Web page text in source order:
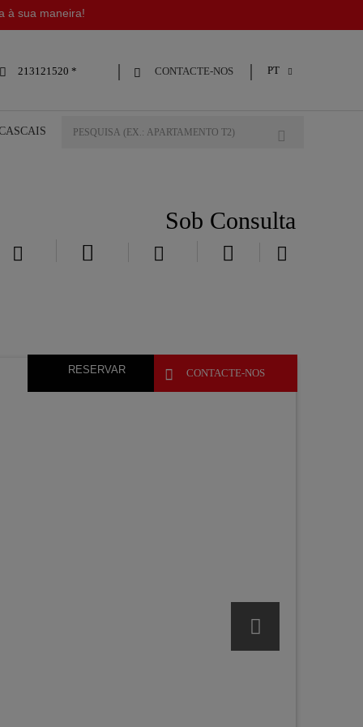
PT 
CONTACTE-NOS
 213121520 * 
à sua maneira!
Sob Consulta
    
 CONTACTE-NOS
RESERVAR